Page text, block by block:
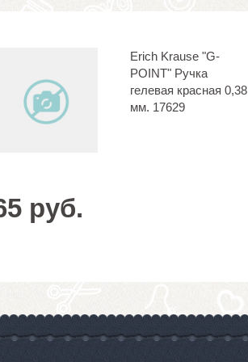
Erich Krause "G-
POINT" Ручка
гелевая красная 0,38
мм. 17629
руб.